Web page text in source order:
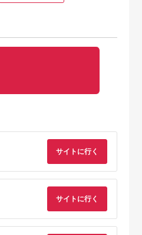
サイトに行く
サイトに行く